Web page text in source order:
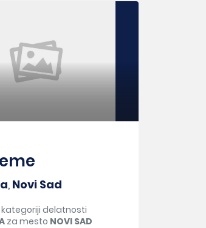
, Novi Sad
kategoriji delatnosti
za mesto NOVI SAD